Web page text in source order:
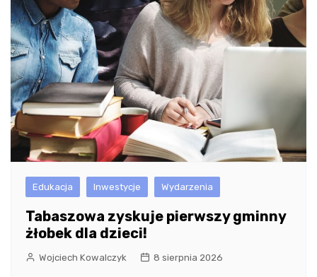
Edukacja Inwestycje Wydarzenia
Tabaszowa zyskuje pierwszy gminny
żłobek dla dzieci!
Wojciech Kowalczyk 8 sierpnia 2026